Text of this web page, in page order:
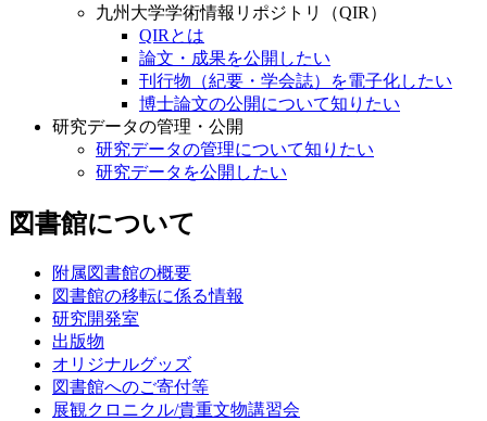
九州大学学術情報リポジトリ（QIR）
QIRとは
論文・成果を公開したい
刊行物（紀要・学会誌）を電子化したい
博士論文の公開について知りたい
研究データの管理・公開
研究データの管理について知りたい
研究データを公開したい
図書館について
附属図書館の概要
図書館の移転に係る情報
研究開発室
出版物
オリジナルグッズ
図書館へのご寄付等
展観クロニクル/貴重文物講習会